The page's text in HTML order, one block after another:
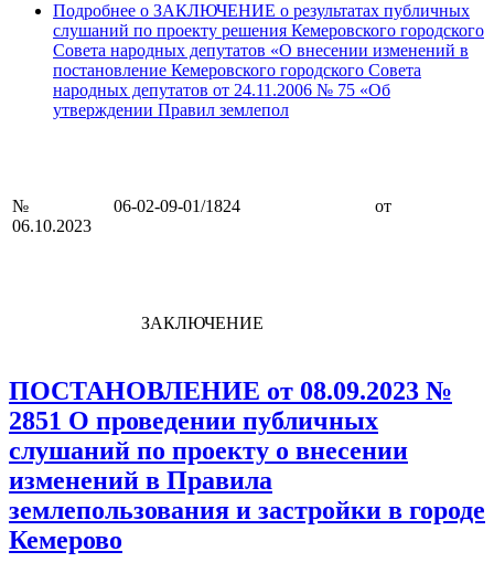
Подробнее о ЗАКЛЮЧЕНИЕ о результатах публичных
слушаний по проекту решения Кемеровского городского
Совета народных депутатов «О внесении изменений в
постановление Кемеровского городского Совета
народных депутатов от 24.11.2006 № 75 «Об
утверждении Правил землепол
№ 06-02-09-01/1824 от
06.10.2023
ЗАКЛЮЧЕНИЕ
ПОСТАНОВЛЕНИЕ от 08.09.2023 №
2851 О проведении публичных
слушаний по проекту о внесении
изменений в Правила
землепользования и застройки в городе
Кемерово